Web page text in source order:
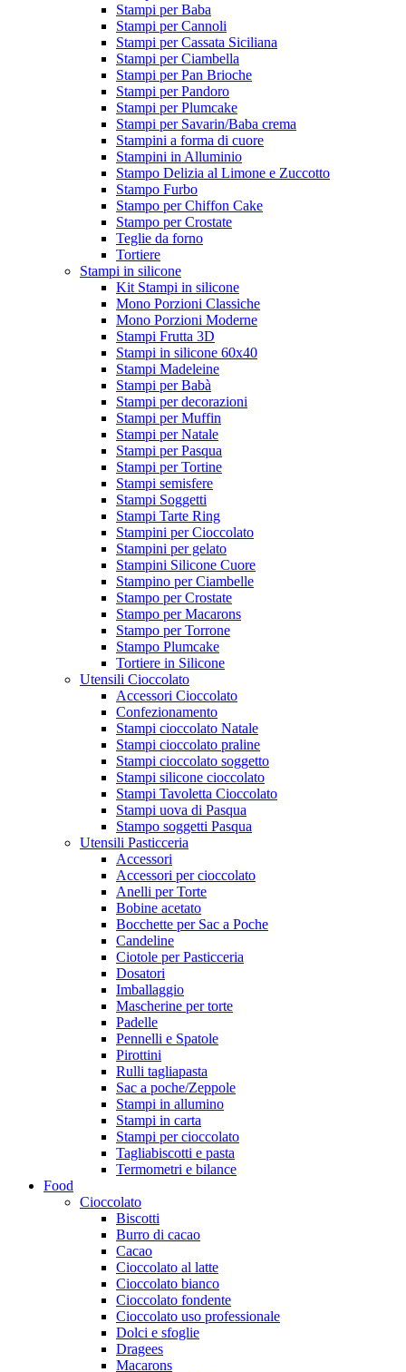
Stampi per Baba
Stampi per Cannoli
Stampi per Cassata Siciliana
Stampi per Ciambella
Stampi per Pan Brioche
Stampi per Pandoro
Stampi per Plumcake
Stampi per Savarin/Baba crema
Stampini a forma di cuore
Stampini in Alluminio
Stampo Delizia al Limone e Zuccotto
Stampo Furbo
Stampo per Chiffon Cake
Stampo per Crostate
Teglie da forno
Tortiere
Stampi in silicone
Kit Stampi in silicone
Mono Porzioni Classiche
Mono Porzioni Moderne
Stampi Frutta 3D
Stampi in silicone 60x40
Stampi Madeleine
Stampi per Babà
Stampi per decorazioni
Stampi per Muffin
Stampi per Natale
Stampi per Pasqua
Stampi per Tortine
Stampi semisfere
Stampi Soggetti
Stampi Tarte Ring
Stampini per Cioccolato
Stampini per gelato
Stampini Silicone Cuore
Stampino per Ciambelle
Stampo per Crostate
Stampo per Macarons
Stampo per Torrone
Stampo Plumcake
Tortiere in Silicone
Utensili Cioccolato
Accessori Cioccolato
Confezionamento
Stampi cioccolato Natale
Stampi cioccolato praline
Stampi cioccolato soggetto
Stampi silicone cioccolato
Stampi Tavoletta Cioccolato
Stampi uova di Pasqua
Stampo soggetti Pasqua
Utensili Pasticceria
Accessori
Accessori per cioccolato
Anelli per Torte
Bobine acetato
Bocchette per Sac a Poche
Candeline
Ciotole per Pasticceria
Dosatori
Imballaggio
Mascherine per torte
Padelle
Pennelli e Spatole
Pirottini
Rulli tagliapasta
Sac a poche/Zeppole
Stampi in allumino
Stampi in carta
Stampi per cioccolato
Tagliabiscotti e pasta
Termometri e bilance
Food
Cioccolato
Biscotti
Burro di cacao
Cacao
Cioccolato al latte
Cioccolato bianco
Cioccolato fondente
Cioccolato uso professionale
Dolci e sfoglie
Dragees
Macarons